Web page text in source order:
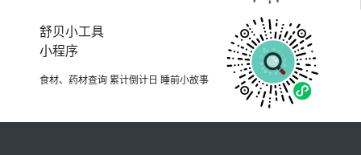
舒贝小工具
小程序
食材、药材查询 累计倒计日 睡前小故事